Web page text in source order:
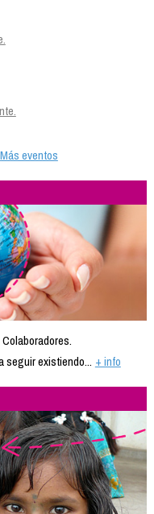
Más eventos
seguir existiendo... + info